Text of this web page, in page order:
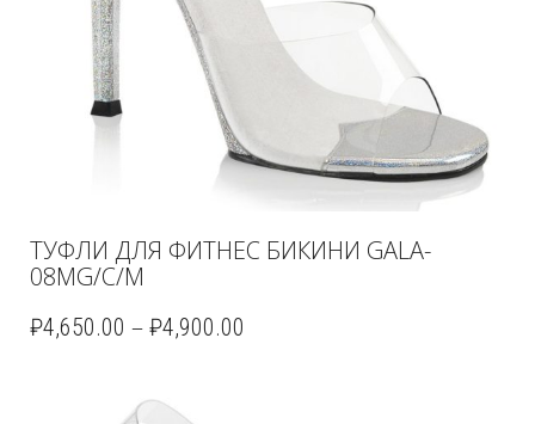
ТУФЛИ ДЛЯ ФИТНЕС БИКИНИ GALA-
08MG/C/M
₽4,650.00 – ₽4,900.00